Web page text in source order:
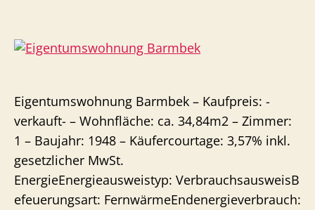
Eigentumswohnung Barmbek – Kaufpreis: -
verkauft- – Wohnfläche: ca. 34,84m2 – Zimmer:
1 – Baujahr: 1948 – Käufercourtage: 3,57% inkl.
gesetzlicher MwSt.
EnergieEnergieausweistyp: VerbrauchsausweisB
efeuerungsart: FernwärmeEndenergieverbrauch: